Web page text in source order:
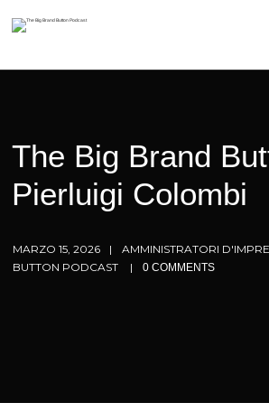
The Big Brand
Pierluigi Colombi
MARZO 15, 2026
AMMINISTRATORI
BUTTON PODCAST
0 COMMENTS